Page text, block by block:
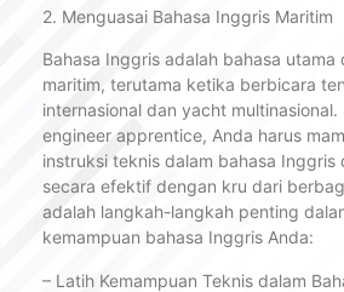
2. Menguasai Bahasa Inggris Maritim
Bahasa Inggris adalah bahasa utama
maritim, terutama ketika berbicara
internasional dan yacht
engineer apprentice, Anda harus
instruksi teknis dalam bahasa Inggris
secara efektif dengan kru dari
adalah langkah-langkah penting
kemampuan bahasa Inggris Anda:
– Latih Kemampuan Teknis dalam